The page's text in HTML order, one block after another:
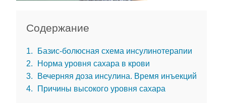
Содержание
1
Базис-болюсная схема инсулинотерапии
2
Норма уровня сахара в крови
3
Вечерняя доза инсулина. Время инъекций
4
Причины высокого уровня сахара